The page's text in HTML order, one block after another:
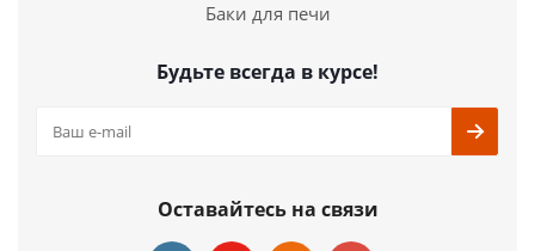
Баки для печи
Будьте всегда в курсе!
Оставайтесь на связи